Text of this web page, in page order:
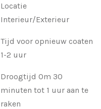
Locatie
Interieur/Exterieur
Tijd voor opnieuw coaten
1-2 uur
Droogtijd Om 30
minuten tot 1 uur aan te
raken